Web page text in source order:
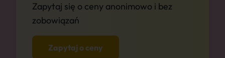
Zapytaj się o ceny anonimowo i bez
zobowiązań
Zapytaj o ceny